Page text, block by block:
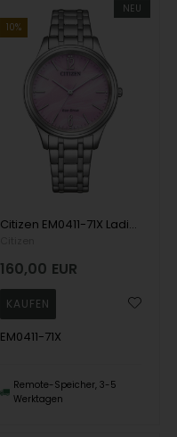
NEU
10%
Citizen EM0411-71X Ladies Watch Eco-Drive Elegance 34mm 5ATM Wristwatch
160,00 EUR
EM0411-71X
Remote-Speicher, 3-5
Werktagen